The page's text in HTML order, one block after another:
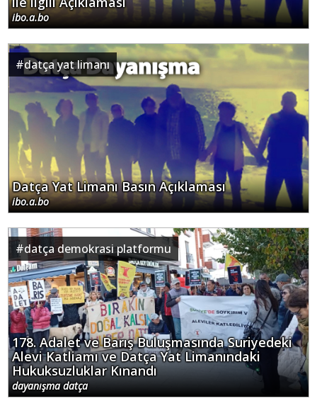
#datça yat limanı
Datça Yat Limanı Basın Açıklaması
ibo.a.bo
#datça demokrasi platformu
178. Adalet ve Barış Buluşmasında Suriyedeki
Alevi Katliamı ve Datça Yat Limanındaki
Hukuksuzluklar Kınandı
dayanışma datça
#datça yat limanı